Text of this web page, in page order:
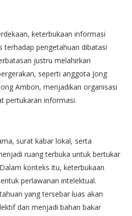
keterbukaan informasi
terhadap pengetahuan dibatasi
justru melahirkan
seperti anggota Jong
Ambon, menjadikan organisasi
pertukaran informasi.
surat kabar lokal, serta
ruang terbuka untuk bertukar
konteks itu, keterbukaan
perlawanan intelektual.
yang tersebar luas akan
dan menjadi bahan bakar